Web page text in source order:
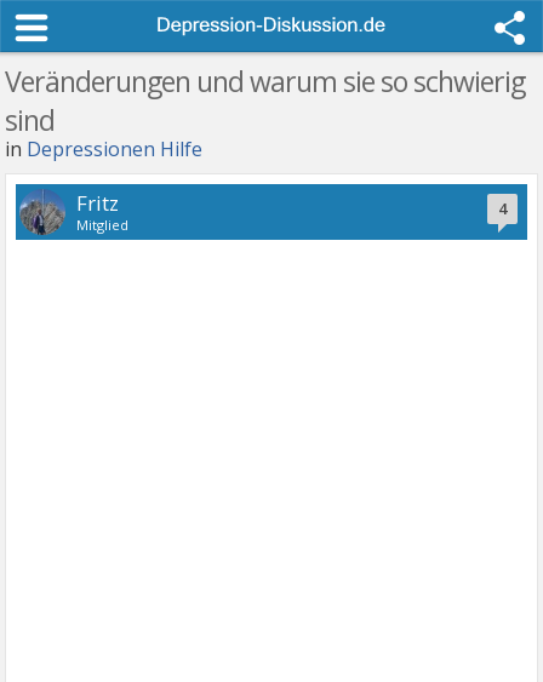
Veränderungen und warum sie so schwierig
sind
in Depressionen Hilfe
4
Fritz
Mitglied